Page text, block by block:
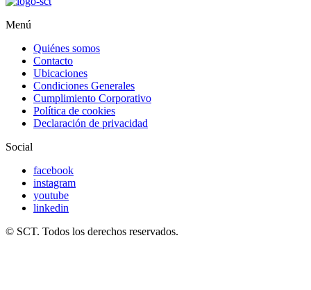
Menú
Quiénes somos
Contacto
Ubicaciones
Condiciones Generales
Cumplimiento Corporativo
Política de cookies
Declaración de privacidad
Social
facebook
instagram
youtube
linkedin
© SCT. Todos los derechos reservados.